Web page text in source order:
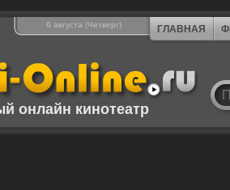
6 августа (Четверг) ГЛАВНАЯ
онлайн кинотеатр